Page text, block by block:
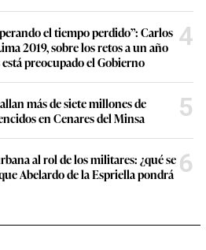
el tiempo perdido”: Carlos
2019, sobre los retos a un año
preocupado el Gobierno
4
más de siete millones de
en Cenares del Minsa
5
al rol de los militares: ¿qué se
Abelardo de la Espriella pondrá 6